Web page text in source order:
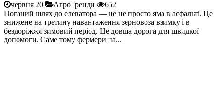
червня 20 АгроТренди
652
Поганий шлях до елеватора — це не просто яма в асфальті. Це
знижене на третину навантаження зерновоза взимку і в
бездоріжжя зимовий період. Це довша дорога для швидкої
допомоги. Саме тому фермери на...